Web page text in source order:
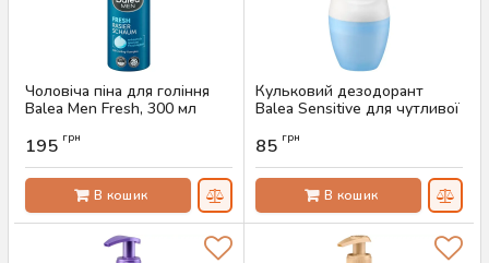
Чоловіча піна для гоління
Balea Men Fresh, 300 мл
195 грн
В кошик
Кульковий дезодорант
Balea Sensitive для чутливої
Артикул:
85 грн
В кошик